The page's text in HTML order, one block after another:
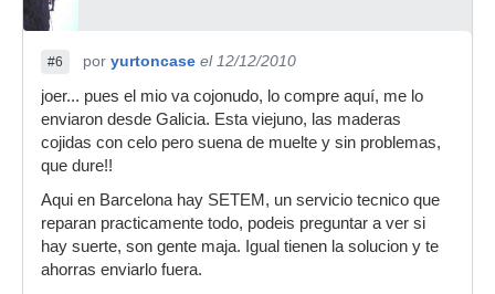
#6 por yurtoncase el 12/12/2010
joer... pues el mio va cojonudo, lo compre aquí, me lo
enviaron desde Galicia. Esta viejuno, las maderas
cojidas con celo pero suena de muelte y sin problemas,
que dure!!
Aqui en Barcelona hay SETEM, un servicio tecnico que
reparan practicamente todo, podeis preguntar a ver si
hay suerte, son gente maja. Igual tienen la solucion y te
ahorras enviarlo fuera.